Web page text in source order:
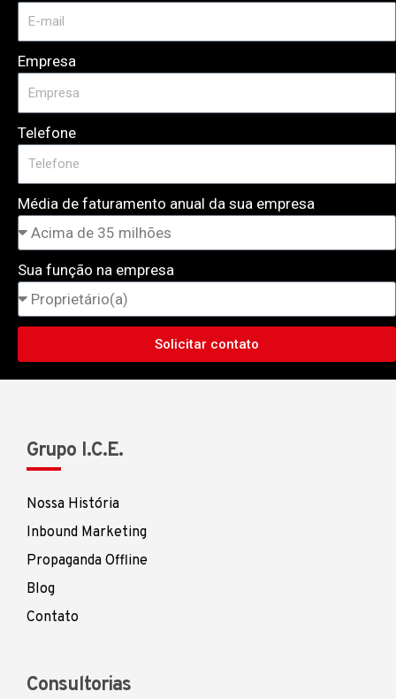
Empresa
Telefone
Média de faturamento anual da sua empresa
Sua função na empresa
Solicitar contato
Grupo I.C.E.
Nossa História
Inbound Marketing
Propaganda Offline
Blog
Contato
Consultorias